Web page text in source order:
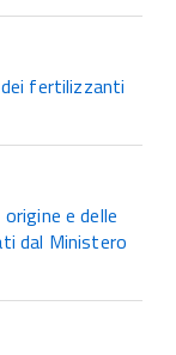
fertilizzanti
e delle
dal Ministero